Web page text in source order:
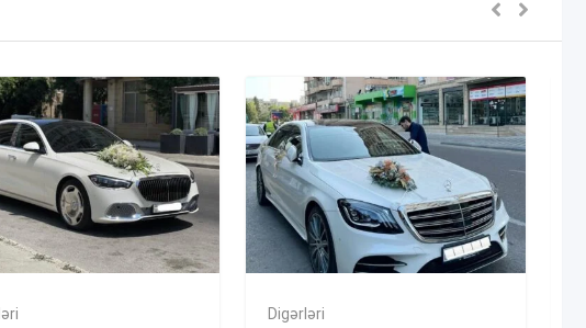
Digərləri